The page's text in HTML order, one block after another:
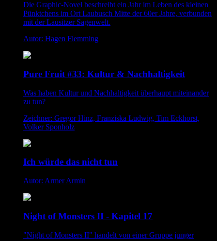
Die Graphic-Novel beschreibt ein Jahr im Leben des kleinen
Pünktchens im Ort Laubusch Mitte der 60er Jahre, verbunden
mit der Lausitzer Sagenwelt.
Autor: Hagen Flemming
Pure Fruit #33: Kultur & Nachhaltigkeit
Was haben Kultur und Nachhaltigkeit überhaupt miteinander
zu tun?
Zeichner: Gregor Hinz, Franziska Ludwig, Tim Eckhorst,
Volker Sponholz
Ich würde das nicht tun
Autor: Armer Armin
Night of Monsters II - Kapitel 17
"Night of Monsters II" handelt von einer Gruppe junger